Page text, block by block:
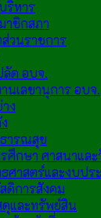
ริหาร
ชิกสภา
วนราชการ
ด อบจ.
นเลขานุการ อบจ.
ง
ารณสุข
ศึกษา ศาสนาแล
ศาสตร์และงบปร
ดิการสังคม
และทรัพย์สิน